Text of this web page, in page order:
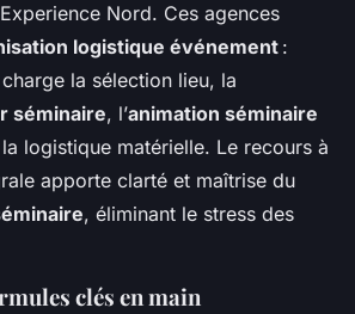
Nord. Ces agences
logistique événement :
la sélection lieu, la
séminaire, l’animation séminaire
logistique matérielle. Le recours à
apporte clarté et maîtrise du
, éliminant le stress des
clés en main